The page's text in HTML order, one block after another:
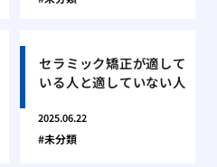
セラミック矯正が適して
いる人と適していない人
2025.06.22
未分類